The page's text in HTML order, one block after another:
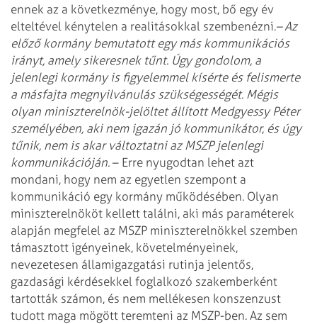
ennek az a következménye, hogy most, bő egy év
elteltével kénytelen a realitásokkal szembenézni.– Az
előző kormány bemutatott egy más kommunikációs
irányt, amely sikeresnek tűnt. Úgy gondolom, a
jelenlegi kormány is figyelemmel kísérte és felismerte
a másfajta megnyilvánulás szükségességét. Mégis
olyan miniszterelnök-jelöltet állított Medgyessy Péter
személyében, aki nem igazán jó kommunikátor, és úgy
tűnik, nem is akar változtatni az MSZP jelenlegi
kommunikációján. – Erre nyugodtan lehet azt
mondani, hogy nem az egyetlen szempont a
kommunikáció egy kormány működésében. Olyan
miniszterelnököt kellett találni, aki más paraméterek
alapján megfelel az MSZP miniszterelnökkel szemben
támasztott igényeinek, követelményeinek,
nevezetesen államigazgatási rutinja jelentős,
gazdasági kérdésekkel foglalkozó szakemberként
tartották számon, és nem mellékesen konszenzust
tudott maga mögött teremteni az MSZP-ben. Az sem